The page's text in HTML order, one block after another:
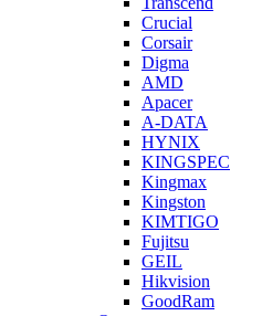
Crucial
Corsair
Digma
AMD
Apacer
A-DATA
HYNIX
KINGSPEC
Kingmax
Kingston
KIMTIGO
Fujitsu
GEIL
Hikvision
GoodRam